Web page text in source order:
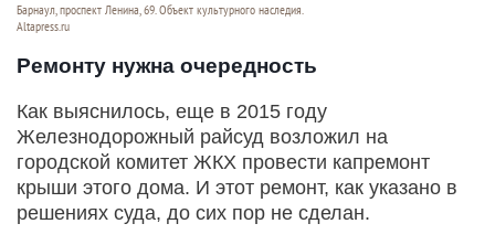
Барнаул, проспект Ленина, 69. Объект культурного наследия.
Altapress.ru
Ремонту нужна очередность
Как выяснилось, еще в 2015 году
Железнодорожный райсуд возложил на
городской комитет ЖКХ провести капремонт
крыши этого дома. И этот ремонт, как указано в
решениях суда, до сих пор не сделан.